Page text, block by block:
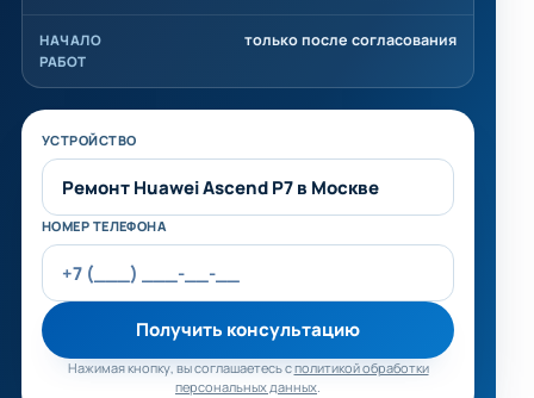
НАЧАЛО
РАБОТ
только после согласования
Не заполняйте это поле
УСТРОЙСТВО
НОМЕР ТЕЛЕФОНА
Получить консультацию
Нажимая кнопку, вы соглашаетесь сполитикой обработки
персональных данных.